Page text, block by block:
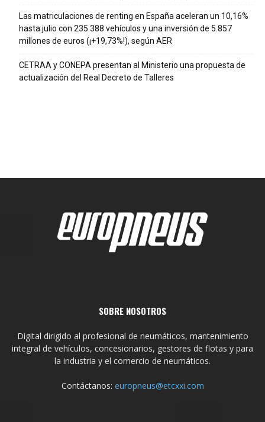
Las matriculaciones de renting en España aceleran un 10,16%
hasta julio con 235.388 vehículos y una inversión de 5.857
millones de euros (¡+19,73%!), según AER
CETRAA y CONEPA presentan al Ministerio una propuesta de
actualización del Real Decreto de Talleres
SOBRE NOSOTROS
Digital dirigido al profesional de neumáticos, mantenimiento
integral de vehículos, concesionarios, gestores de flotas y para
la industria y el comercio de neumáticos.
Contáctanos: europneus@etcxxi.com